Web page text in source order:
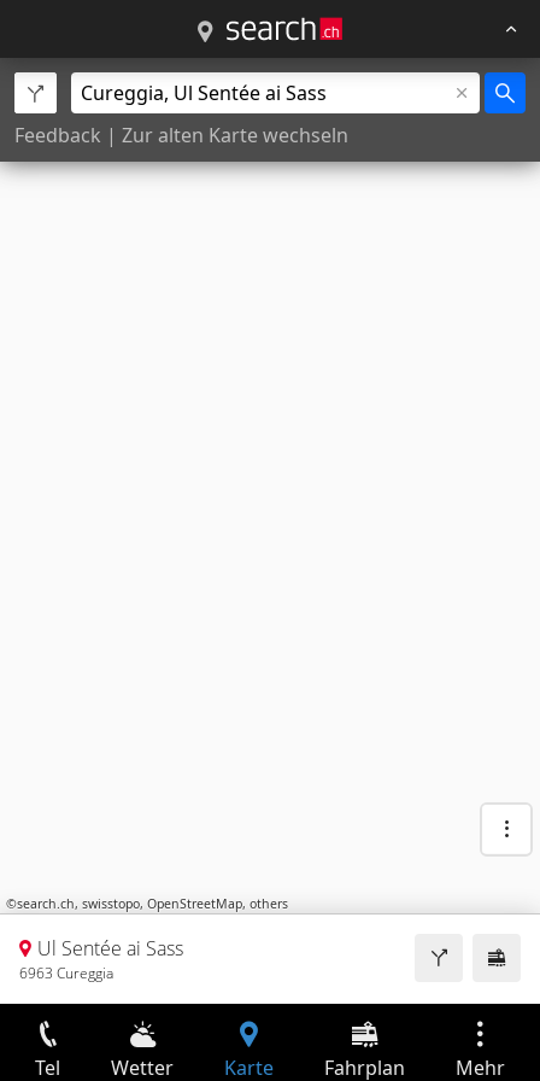
Feedback | Zur alten Karte wechseln
©search.ch, swisstopo, OpenStreetMap, others
Ul Sentée ai Sass
6963 Cureggia
Tel Wetter Karte Fahrplan Mehr